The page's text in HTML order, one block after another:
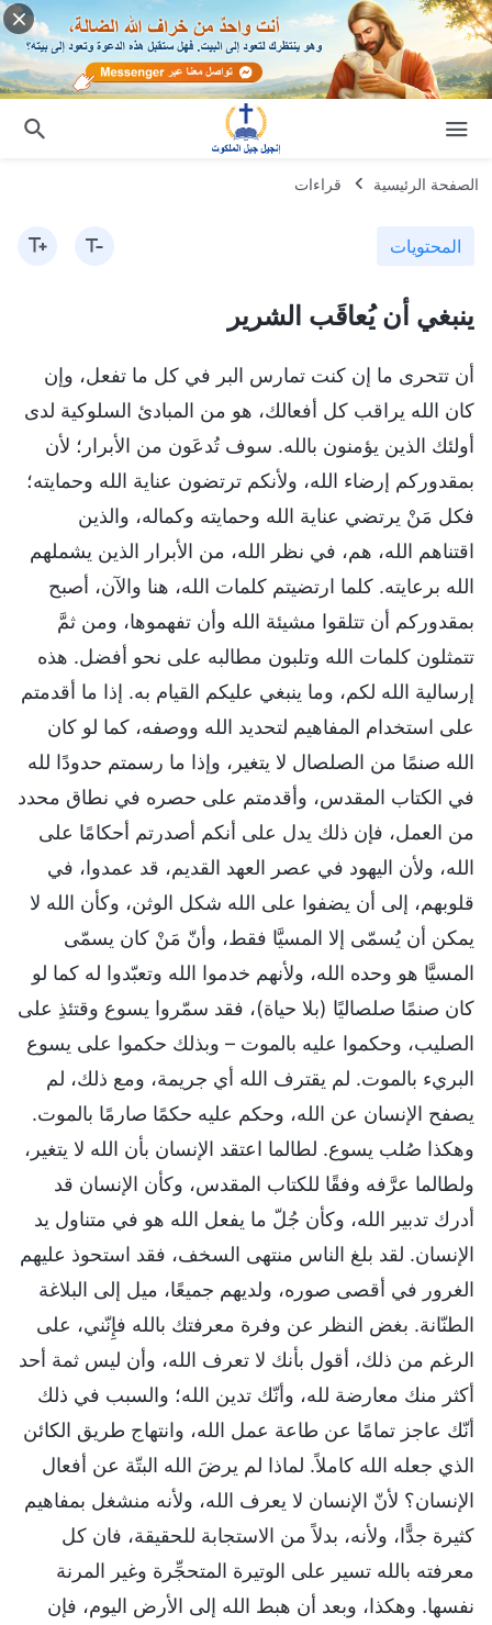
الصفحة الرئيسية قراءات
المحتويات
ينبغي أن يُعاقَب الشرير
أن تتحرى ما إن كنت تمارس البر في كل ما تفعل، وإن
كان الله يراقب كل أفعالك، هو من المبادئ السلوكية لدى
أولئك الذين يؤمنون بالله. سوف تُدعَون من الأبرار؛ لأن
بمقدوركم إرضاء الله، ولأنكم ترتضون عناية الله وحمايته؛
فكل مَنْ يرتضي عناية الله وحمايته وكماله، والذين
اقتناهم الله، هم، في نظر الله، من الأبرار الذين يشملهم
الله برعايته. كلما ارتضيتم كلمات الله، هنا والآن، أصبح
بمقدوركم أن تتلقوا مشيئة الله وأن تفهموها، ومن ثمَّ
تتمثلون كلمات الله وتلبون مطالبه على نحو أفضل. هذه
إرسالية الله لكم، وما ينبغي عليكم القيام به. إذا ما أقدمتم
على استخدام المفاهيم لتحديد الله ووصفه، كما لو كان
الله صنمًا من الصلصال لا يتغير، وإذا ما رسمتم حدودًا لله
في الكتاب المقدس، وأقدمتم على حصره في نطاق محدد
من العمل، فإن ذلك يدل على أنكم أصدرتم أحكامًا على
الله، ولأن اليهود في عصر العهد القديم، قد عمدوا، في
قلوبهم، إلى أن يضفوا على الله شكل الوثن، وكأن الله لا
يمكن أن يُسمّى إلا المسيَّا فقط، وأنّ مَنْ كان يسمّى
المسيَّا هو وحده الله، ولأنهم خدموا الله وتعبّدوا له كما لو
كان صنمًا صلصاليًا (بلا حياة)، فقد سمّروا يسوع وقتئذِ على
الصليب، وحكموا عليه بالموت – وبذلك حكموا على يسوع
البريء بالموت. لم يقترف الله أي جريمة، ومع ذلك، لم
يصفح الإنسان عن الله، وحكم عليه حكمًا صارمًا بالموت.
وهكذا صُلب يسوع. لطالما اعتقد الإنسان بأن الله لا يتغير،
ولطالما عرَّفه وفقًا للكتاب المقدس، وكأن الإنسان قد
أدرك تدبير الله، وكأن جُلّ ما يفعل الله هو في متناول يد
الإنسان. لقد بلغ الناس منتهى السخف، فقد استحوذ عليهم
الغرور في أقصى صوره، ولديهم جميعًا، ميل إلى البلاغة
الطنّانة. بغض النظر عن وفرة معرفتك بالله فإِنّني، على
الرغم من ذلك، أقول بأنك لا تعرف الله، وأن ليس ثمة أحد
أكثر منك معارضة لله، وأنّك تدين الله؛ والسبب في ذلك
أنّك عاجز تمامًا عن طاعة عمل الله، وانتهاج طريق الكائن
الذي جعله الله كاملاً. لماذا لم يرضَ الله البتّة عن أفعال
الإنسان؟ لأنّ الإنسان لا يعرف الله، ولأنه منشغل بمفاهيم
كثيرة جدًّا، ولأنه، بدلاً من الاستجابة للحقيقة، فان كل
معرفته بالله تسير على الوتيرة المتحجِّرة وغير المرنة
نفسها. وهكذا، وبعد أن هبط الله إلى الأرض اليوم، فإن